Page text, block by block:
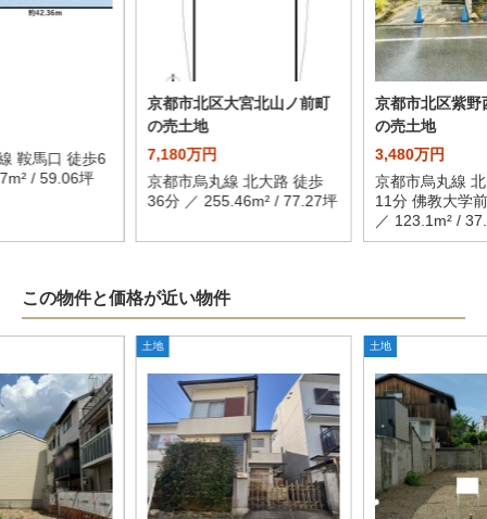
鞍馬口 徒歩6
/ 59.06坪
京都市北区大宮北山ノ前町
の売土地
7,180万円
京都市烏丸線 北大路 徒歩
36分 ／ 255.46m² / 77.27坪
京都市北区紫野
の売土地
3,480万円
京都市烏丸線
11分 佛教大学
／ 123.1m² /
この物件と価格が近い物件
土地 土地